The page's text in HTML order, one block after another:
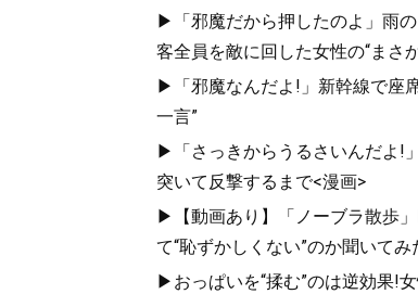
▶「邪魔だから押したのよ」雨
客全員を敵に回した女性の“まさ
▶「邪魔なんだよ!」新幹線で座
一言”
▶「さっきからうるさいんだよ!
突いて反撃するまで<漫画>
▶【動画あり】「ノーブラ散歩
て“恥ずかしくない”のか聞いてみ
▶おっぱいを“揉む”のは逆効果!